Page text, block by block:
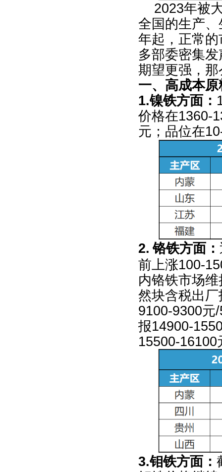
2023年被
全国的生产
年起，正常
多部委密集
期望更强，
一、高成本
1.镍铁方面：
价格在1360-
元；品位在
2. 铬铁方面：
前上涨100-
内铬铁市场
然块含税出厂
9100-9300元/
报14900-
15500-16100
3.钼铁方面：